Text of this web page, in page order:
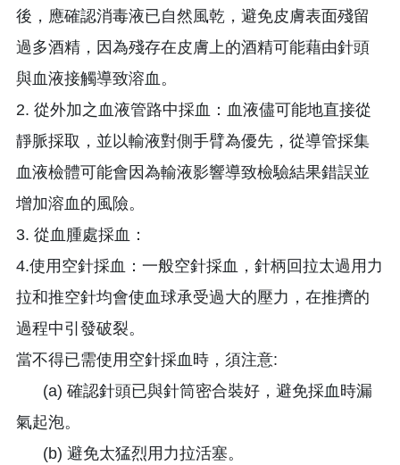
後，應確認消毒液已自然風乾，避免皮膚表面殘留
過多酒精，因為殘存在皮膚上的酒精可能藉由針頭
與血液接觸導致溶血。
2. 從外加之血液管路中採血：血液儘可能地直接從
靜脈採取，並以輸液對側手臂為優先，從導管採集
血液檢體可能會因為輸液影響導致檢驗結果錯誤並
增加溶血的風險。
3. 從血腫處採血：
4.使用空針採血：一般空針採血，針柄回拉太過用力
拉和推空針均會使血球承受過大的壓力，在推擠的
過程中引發破裂。
當不得已需使用空針採血時，須注意:
(a) 確認針頭已與針筒密合裝好，避免採血時漏
氣起泡。
(b) 避免太猛烈用力拉活塞。